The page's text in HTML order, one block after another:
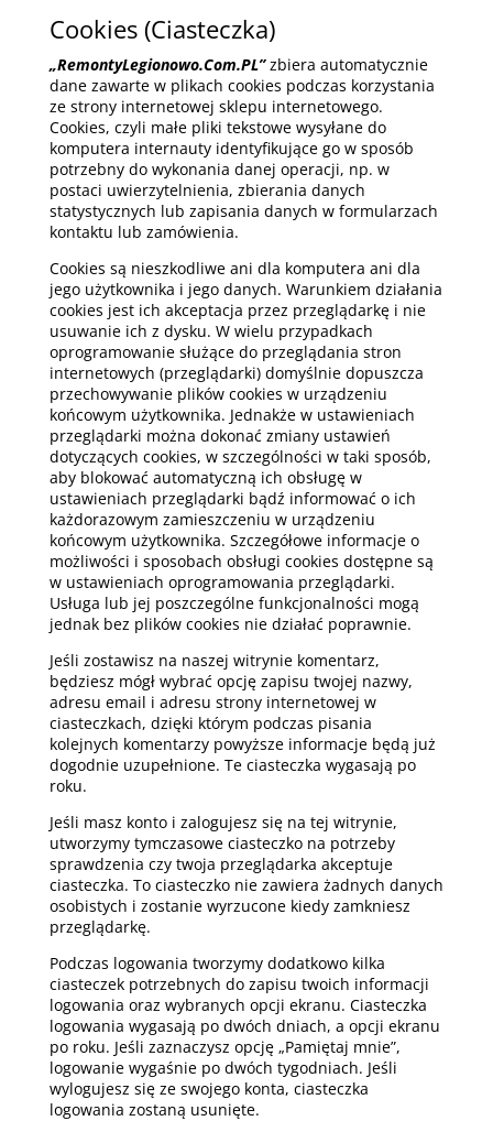
Cookies (Ciasteczka)
„RemontyLegionowo.Com.PL”zbiera automatycznie
dane zawarte w plikach cookies podczas korzystania
ze strony internetowej sklepu internetowego.
Cookies, czyli małe pliki tekstowe wysyłane do
komputera internauty identyfikujące go w sposób
potrzebny do wykonania danej operacji, np. w
postaci uwierzytelnienia, zbierania danych
statystycznych lub zapisania danych w formularzach
kontaktu lub zamówienia.
Cookies są nieszkodliwe ani dla komputera ani dla
jego użytkownika i jego danych. Warunkiem działania
cookies jest ich akceptacja przez przeglądarkę i nie
usuwanie ich z dysku. W wielu przypadkach
oprogramowanie służące do przeglądania stron
internetowych (przeglądarki) domyślnie dopuszcza
przechowywanie plików cookies w urządzeniu
końcowym użytkownika. Jednakże w ustawieniach
przeglądarki można dokonać zmiany ustawień
dotyczących cookies, w szczególności w taki sposób,
aby blokować automatyczną ich obsługę w
ustawieniach przeglądarki bądź informować o ich
każdorazowym zamieszczeniu w urządzeniu
końcowym użytkownika. Szczegółowe informacje o
możliwości i sposobach obsługi cookies dostępne są
w ustawieniach oprogramowania przeglądarki.
Usługa lub jej poszczególne funkcjonalności mogą
jednak bez plików cookies nie działać poprawnie.
Jeśli zostawisz na naszej witrynie komentarz,
będziesz mógł wybrać opcję zapisu twojej nazwy,
adresu email i adresu strony internetowej w
ciasteczkach, dzięki którym podczas pisania
kolejnych komentarzy powyższe informacje będą już
dogodnie uzupełnione. Te ciasteczka wygasają po
roku.
Jeśli masz konto i zalogujesz się na tej witrynie,
utworzymy tymczasowe ciasteczko na potrzeby
sprawdzenia czy twoja przeglądarka akceptuje
ciasteczka. To ciasteczko nie zawiera żadnych danych
osobistych i zostanie wyrzucone kiedy zamkniesz
przeglądarkę.
Podczas logowania tworzymy dodatkowo kilka
ciasteczek potrzebnych do zapisu twoich informacji
logowania oraz wybranych opcji ekranu. Ciasteczka
logowania wygasają po dwóch dniach, a opcji ekranu
po roku. Jeśli zaznaczysz opcję „Pamiętaj mnie”,
logowanie wygaśnie po dwóch tygodniach. Jeśli
wylogujesz się ze swojego konta, ciasteczka
logowania zostaną usunięte.